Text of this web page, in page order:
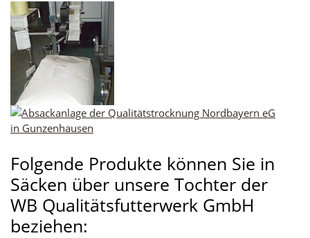
Folgende Produkte können Sie in
Säcken über unsere Tochter der
WB Qualitätsfutterwerk GmbH
beziehen: